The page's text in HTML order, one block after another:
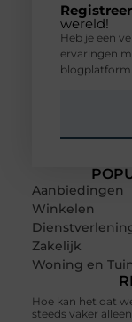
Aanbiedingen
Winkelen
Zakelijk
Woning en Tuin
Hoe kan het dat
steeds vaker
wereld!
Heb je een
ervaringen